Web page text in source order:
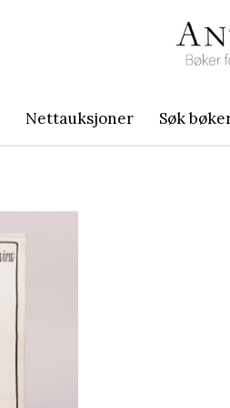
Nettauksjoner Søk